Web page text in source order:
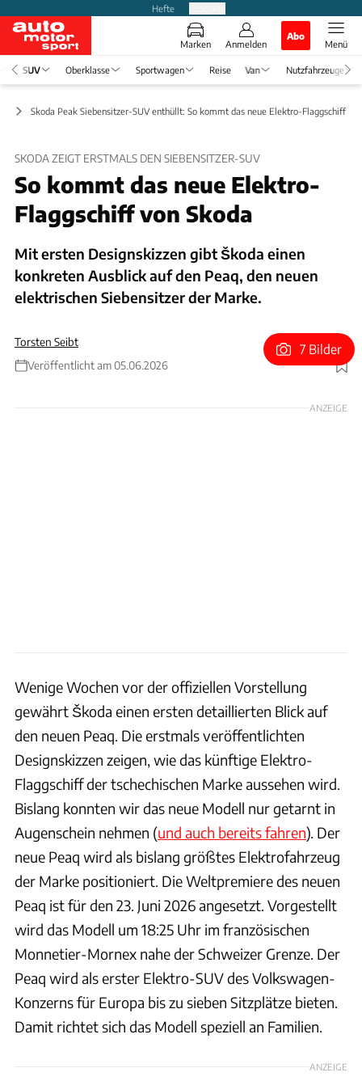
Hefte
Marken Anmelden
Abo
Menü
SUV Oberklasse Sportwagen Reise Van Nutzfahrzeuge
Skoda Peak Siebensitzer-SUV enthüllt: So kommt das neue Elektro-Flaggschiff der
SKODA ZEIGT ERSTMALS DEN SIEBENSITZER-SUV
So kommt das neue Elektro-
Flaggschiff von Skoda
Mit ersten Designskizzen gibt Škoda einen
konkreten Ausblick auf den Peaq, den neuen
elektrischen Siebensitzer der Marke.
Torsten Seibt
Veröffentlicht am 05.06.2026
Foto: Skoda
7 Bilder
ANZEIGE
Wenige Wochen vor der offiziellen Vorstellung
gewährt Škoda einen ersten detaillierten Blick auf
den neuen Peaq. Die erstmals veröffentlichten
Designskizzen zeigen, wie das künftige Elektro-
Flaggschiff der tschechischen Marke aussehen wird.
Bislang konnten wir das neue Modell nur getarnt in
Augenschein nehmen (und auch bereits fahren). Der
neue Peaq wird als bislang größtes Elektrofahrzeug
der Marke positioniert. Die Weltpremiere des neuen
Peaq ist für den 23. Juni 2026 angesetzt. Vorgestellt
wird das Modell um 18:25 Uhr im französischen
Monnetier-Mornex nahe der Schweizer Grenze. Der
Peaq wird als erster Elektro-SUV des Volkswagen-
Konzerns für Europa bis zu sieben Sitzplätze bieten.
Damit richtet sich das Modell speziell an Familien.
ANZEIGE